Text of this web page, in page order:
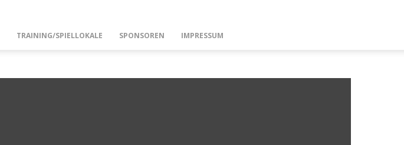
TRAINING/SPIELLOKALE SPONSOREN IMPRESSUM